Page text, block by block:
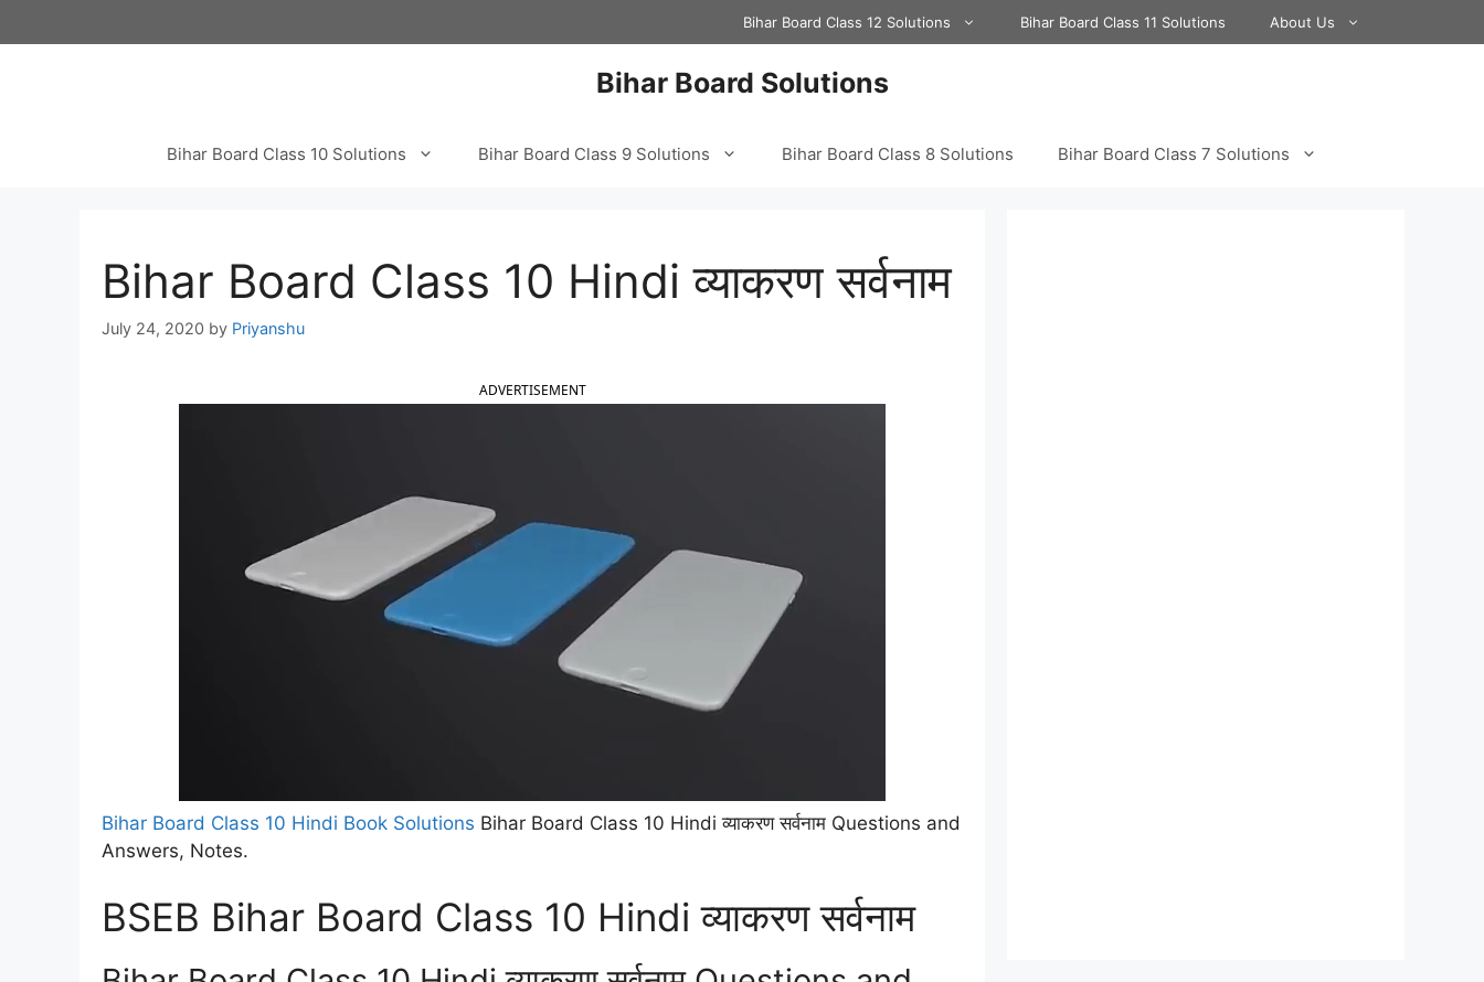
to
Bihar Board Class 12 Solutions Bihar Board Class 11 Solutions About Us
Bihar Board Solutions
Bihar Board Class 10 Solutions Bihar Board Class 9 Solutions Bihar Board Class 8 Solutions Bihar Board Class 7 Solutions
Bihar Board Class 10 Hindi व्याकरण सर्वनाम
July 24, 2020 by Priyanshu
ADVERTISEMENT
Bihar Board Class 10 Hindi Book Solutions Bihar Board Class 10 Hindi व्याकरण सर्वनाम Questions and
Answers, Notes.
BSEB Bihar Board Class 10 Hindi व्याकरण सर्वनाम